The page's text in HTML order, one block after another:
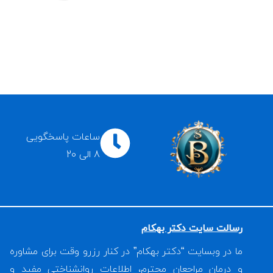
ساعات پاسخگویی
8 الی 20
رسالت سایت دکتر بهکام
ما در وبسایت “دکتر بهکام” در کنار رزرو وقت برای مشاوره
و درمان مراجعان محترم، اطلاعات روانشناختی مفید و